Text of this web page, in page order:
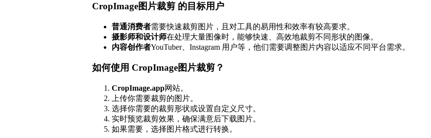
CropImage图片裁剪 的目标用户
普通消费者需要快速裁剪图片，且对工具的易用性和效率有较高要求。
摄影师和设计师在处理大量图像时，能够快速、高效地裁剪不同形状的图像。
内容创作者YouTuber、Instagram 用户等，他们需要调整图片内容以适应不同平台需求。
如何使用 CropImage图片裁剪？
CropImage.app网站。
上传你需要裁剪的图片。
选择你需要的裁剪形状或设置自定义尺寸。
实时预览裁剪效果，确保满意后下载图片。
如果需要，选择图片格式进行转换。